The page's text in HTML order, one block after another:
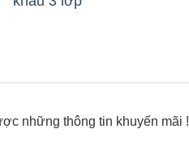
những thông tin khuyến mãi !